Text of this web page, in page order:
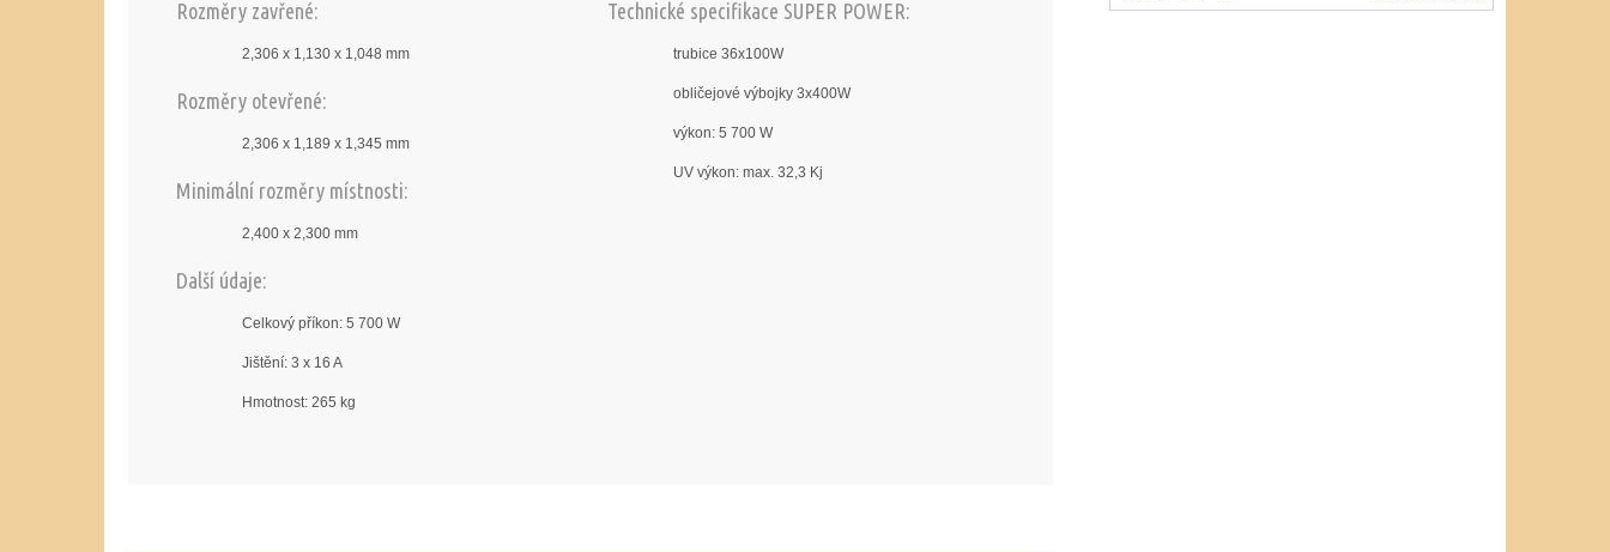
Rozměry zavřené:
2,306 x 1,130 x 1,048 mm
Rozměry otevřené:
2,306 x 1,189 x 1,345 mm
Minimální rozměry místnosti:
2,400 x 2,300 mm
Další údaje:
Celkový příkon: 5 700 W
Jištění: 3 x 16 A
Hmotnost: 265 kg
Technické specifikace SUPER POWER:
trubice 36x100W
obličejové výbojky 3x400W
výkon: 5 700 W
UV výkon: max. 32,3 Kj